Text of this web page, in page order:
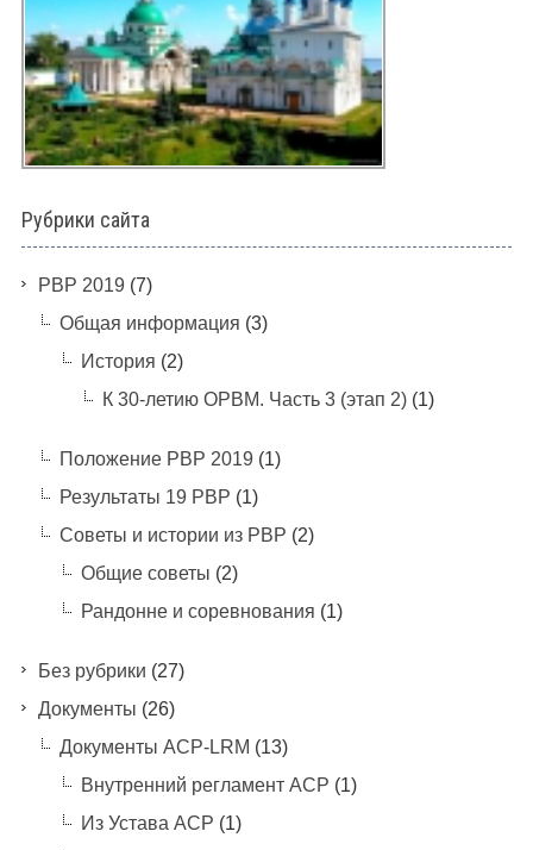
Рубрики сайта
PBP 2019 (7)
Общая информация (3)
История (2)
К 30-летию ОРВМ. Часть 3 (этап 2)(1)
Положение РВР 2019 (1)
Результаты 19 РВР (1)
Советы и истории из РВР (2)
Общие советы (2)
Рандонне и соревнования (1)
Без рубрики (27)
Документы (26)
Документы ACP-LRM (13)
Внутренний регламент АСР (1)
Из Устава АСР (1)